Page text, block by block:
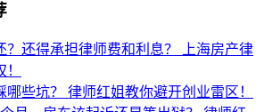
？还得承担律师费和利息？
上海房产律
哪些坑？ 律师红姐教你避开创业雷区！